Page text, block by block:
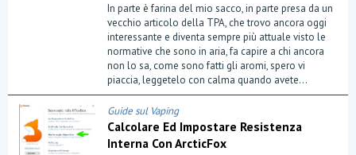
s
t
e
l
l
a
(
e
)
In parte è farina del mio sacco, in parte presa da un
vecchio articolo della TPA, che trovo ancora oggi
interessante e diventa sempre più attuale visto le
normative che sono in aria, fa capire a chi ancora
non lo sa, come sono fatti gli aromi, spero vi
piaccia, leggetelo con calma quando avete...
Guide sul Vaping
Calcolare Ed Impostare Resistenza
Interna Con ArcticFox